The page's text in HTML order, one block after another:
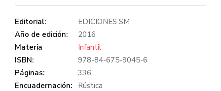
Editorial:
EDICIONES SM
Año de edición:
2016
Materia
Infantil
ISBN:
978-84-675-9045-6
Páginas:
336
Encuadernación:
Rústica